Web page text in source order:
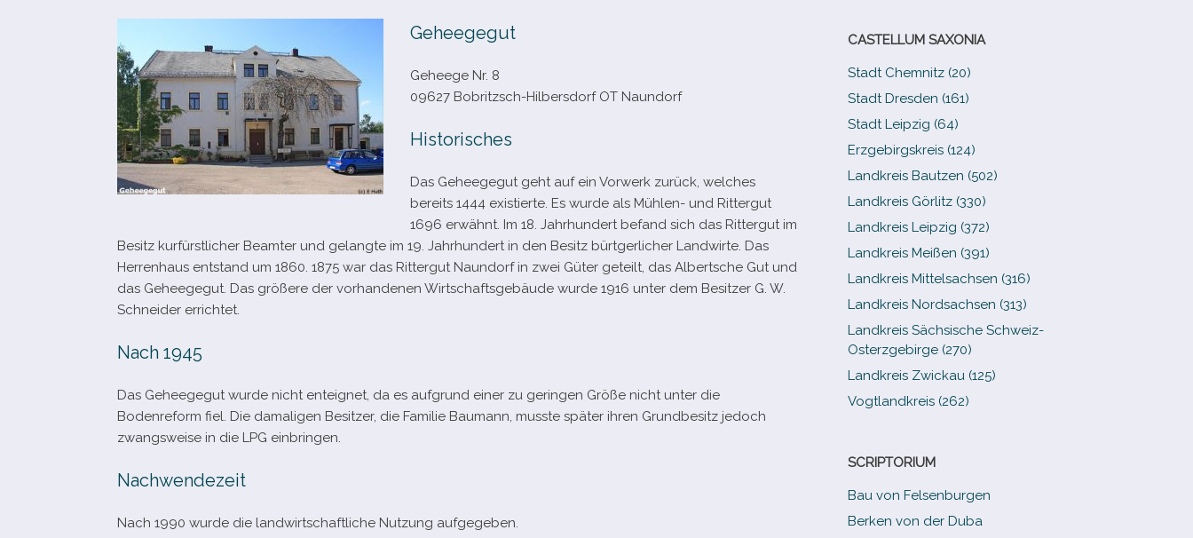
Geheegegut
Geheege Nr. 8
09627 Bobritzsch-​Hilbersdorf OT Naundorf
Historisches
Das Geheegegut geht auf ein Vorwerk zurück, wel­ches
bereits 1444 exis­tierte. Es wurde als Mühlen- und Rittergut
1696 erwähnt. Im 18. Jahrhundert befand sich das Rittergut im
Besitz kur­fürst­li­cher Beamter und gelangte im 19. Jahrhundert in den Besitz bürt­ger­li­cher Landwirte. Das
Herrenhaus ent­stand um 1860. 1875 war das Rittergut Naundorf in zwei Güter geteilt, das Albertsche Gut und
das Geheegegut. Das grö­ßere der vor­han­de­nen Wirtschaftsgebäude wurde 1916 unter dem Besitzer G. W.
Schneider errichtet.
Nach 1945
Das Geheegegut wurde nicht ent­eig­net, da es auf­grund einer zu gerin­gen Größe nicht unter die
Bodenreform fiel. Die dama­li­gen Besitzer, die Familie Baumann, musste spä­ter ihren Grundbesitz jedoch
zwangs­weise in die LPG einbringen.
Nachwendezeit
Nach 1990 wurde die land­wirt­schaft­li­che Nutzung aufgegeben.
CASTELLUM SAXONIA
Stadt Chemnitz (20)
Stadt Dresden (161)
Stadt Leipzig (64)
Erzgebirgskreis (124)
Landkreis Bautzen (502)
Landkreis Görlitz (330)
Landkreis Leipzig (372)
Landkreis Meißen (391)
Landkreis Mittelsachsen (316)
Landkreis Nordsachsen (313)
Landkreis Sächsische Schweiz-​
Osterzgebirge (270)
Landkreis Zwickau (125)
Vogtlandkreis (262)
SCRIPTORIUM
Bau von Felsenburgen
Berken von der Duba